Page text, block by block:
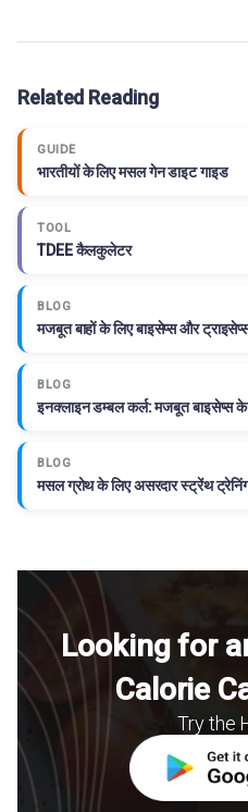
Related Reading
GUIDE
भारतीयों के लिए मसल गेन डाइट गाइड
TOOL
TDEE कैलकुलेटर
BLOG
मजबूत बाहों के लिए बाइसेप्स और
BLOG
इनक्लाइन डम्बल कर्ल: मजबूत बाइसेप्स के
BLOG
मसल ग्रोथ के लिए असरदार स्ट्रेंथ
Looking for
Calorie
Try the